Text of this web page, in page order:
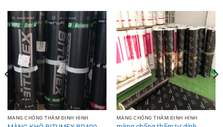
MÀNG CHỐNG THẤM ĐỊNH HÌNH MÀNG CHỐNG THẤM ĐỊNH HÌNH